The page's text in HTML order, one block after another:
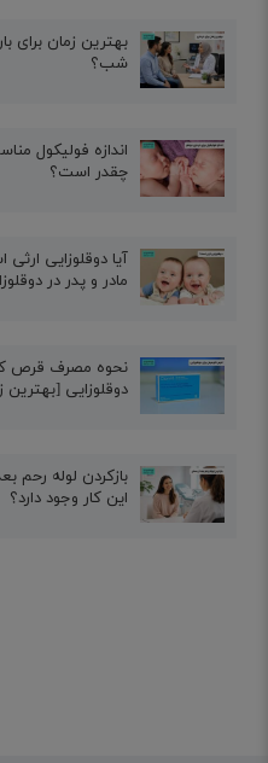
بهترین زمان برای
شب؟
اندازه فولیکول
چقدر است؟
آیا دوقلوزایی
مادر و پدر در
نحوه مصرف قرص
دوقلوزایی
بازکردن لوله رحم
این کار وجود دارد؟